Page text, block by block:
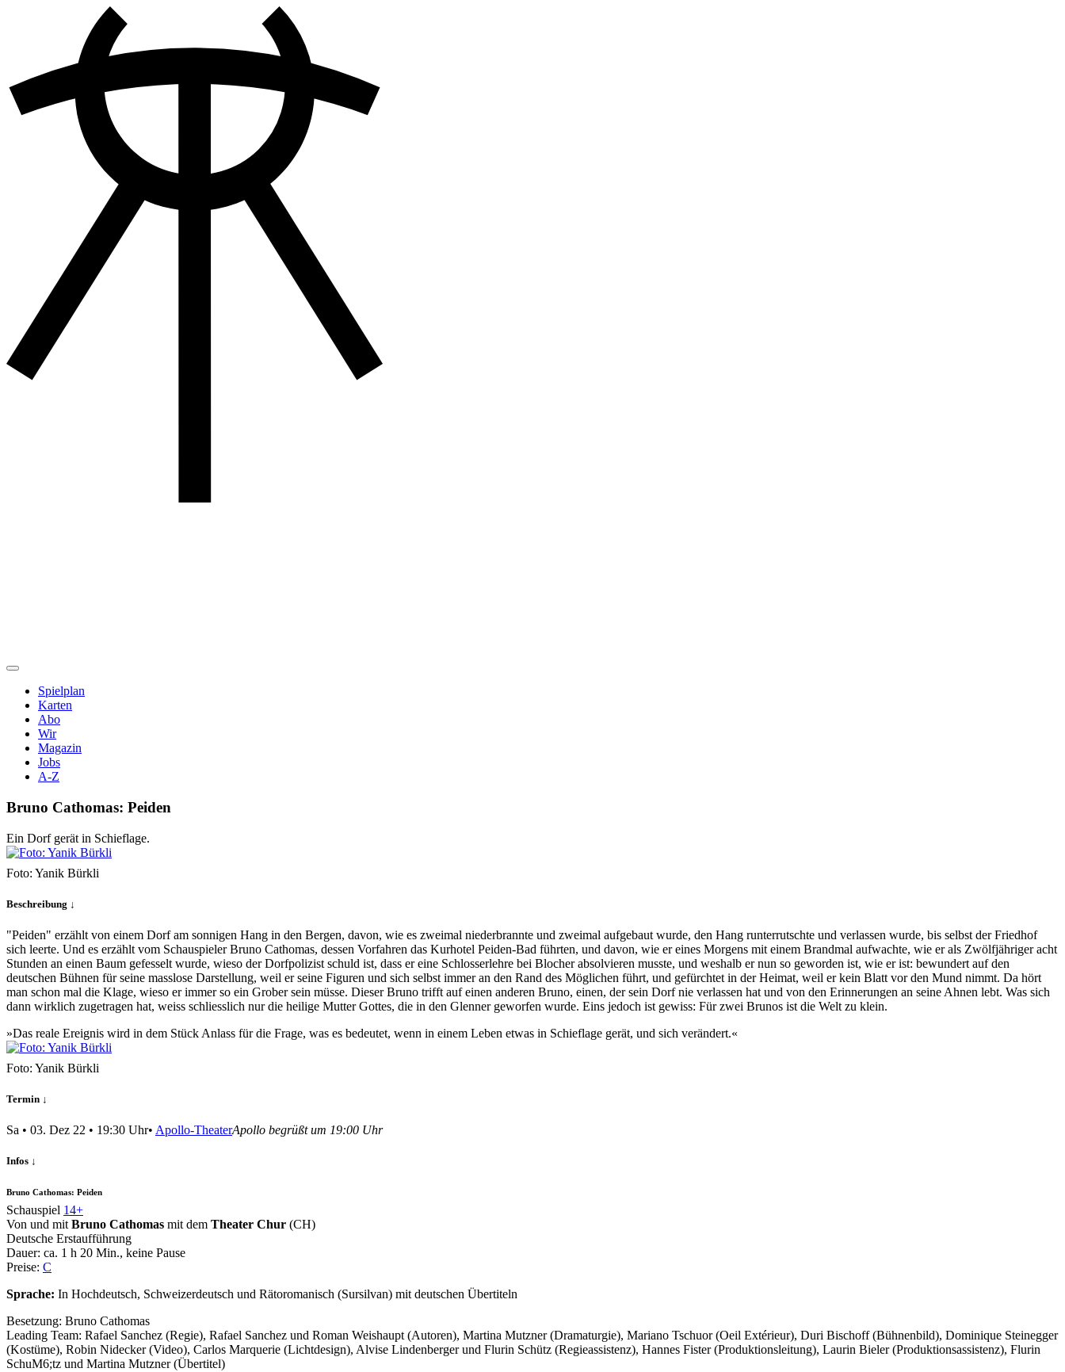
Spielplan
Karten
Abo
Wir
Magazin
Jobs
A-Z
Bruno Cathomas: Peiden
Ein Dorf gerät in Schieflage.
Foto: Yanik Bürkli
Beschreibung ↓
"Peiden" erzählt von einem Dorf am sonnigen Hang in den Bergen, davon, wie es zweimal niederbrannte und zweimal aufgebaut wurde, den Hang runterrutschte und verlassen wurde, bis selbst der Friedhof
sich leerte. Und es erzählt vom Schauspieler Bruno Cathomas, dessen Vorfahren das Kurhotel Peiden-Bad führten, und davon, wie er eines Morgens mit einem Brandmal aufwachte, wie er als Zwölfjähriger acht
Stunden an einen Baum gefesselt wurde, wieso der Dorfpolizist schuld ist, dass er eine Schlosserlehre bei Blocher absolvieren musste, und weshalb er nun so geworden ist, wie er ist: bewundert auf den
deutschen Bühnen für seine masslose Darstellung, weil er seine Figuren und sich selbst immer an den Rand des Möglichen führt, und gefürchtet in der Heimat, weil er kein Blatt vor den Mund nimmt. Da hört
man schon mal die Klage, wieso er immer so ein Grober sein müsse. Dieser Bruno trifft auf einen anderen Bruno, einen, der sein Dorf nie verlassen hat und von den Erinnerungen an seine Ahnen lebt. Was sich
dann wirklich zugetragen hat, weiss schliesslich nur die heilige Mutter Gottes, die in den Glenner geworfen wurde. Eins jedoch ist gewiss: Für zwei Brunos ist die Welt zu klein.
»Das reale Ereignis wird in dem Stück Anlass für die Frage, was es bedeutet, wenn in einem Leben etwas in Schieflage gerät, und sich verändert.«
Foto: Yanik Bürkli
Termin ↓
Sa • 03. Dez 22 • 19:30 Uhr• Apollo-TheaterApollo begrüßt um 19:00 Uhr
Infos ↓
Bruno Cathomas: Peiden
Schauspiel 14+
Von und mit Bruno Cathomas mit dem Theater Chur (CH)
Deutsche Erstaufführung
Dauer: ca. 1 h 20 Min., keine Pause
Preise: C
Sprache: In Hochdeutsch, Schweizerdeutsch und Rätoromanisch (Sursilvan) mit deutschen Übertiteln
Besetzung: Bruno Cathomas
Leading Team: Rafael Sanchez (Regie), Rafael Sanchez und Roman Weishaupt (Autoren), Martina Mutzner (Dramaturgie), Mariano Tschuor (Oeil Extérieur), Duri Bischoff (Bühnenbild), Dominique Steinegger
(Kostüme), Robin Nidecker (Video), Carlos Marquerie (Lichtdesign), Alvise Lindenberger und Flurin Schütz (Regieassistenz), Hannes Fister (Produktionsleitung), Laurin Bieler (Produktionsassistenz), Flurin
SchuM6;tz und Martina Mutzner (Übertitel)